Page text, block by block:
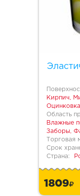
Кирпич,
Оцинковка
Область
Влажные
Заборы,
Торговая
Срок
Страна:
1809